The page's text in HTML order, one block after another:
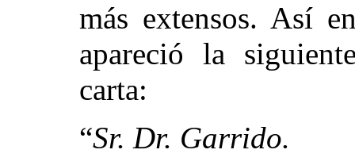
más extensos. Así
apareció la
carta:
“Sr. Dr. Garrido.